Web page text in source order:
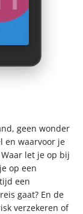
geen wonder
en waarvoor je
let je op bij
op een
een
gaat? En de
verzekeren of